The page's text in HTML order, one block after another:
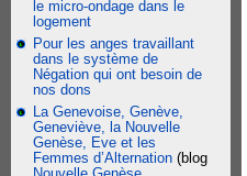
le micro-ondage dans le
logement
Pour les anges travaillant
dans le système de
Négation qui ont besoin de
nos dons
La Genevoise, Genève,
Geneviève, la Nouvelle
Genèse, Eve et les
Femmes d’Alternation (blog